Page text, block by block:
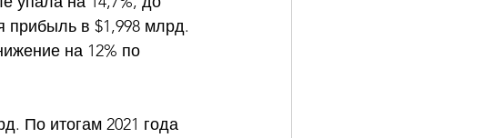
прибыль в $1,998 млрд.
на 12% по
По итогам 2021 года